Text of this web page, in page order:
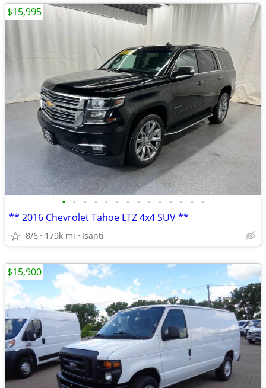
• • • • • • • • • • • • • •
** 2016 Chevrolet Tahoe LTZ 4x4 SUV **
8/6 179k mi Isanti
$15,995
$15,900